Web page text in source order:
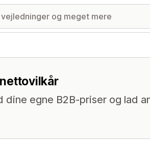
egne B2B-priser og lad